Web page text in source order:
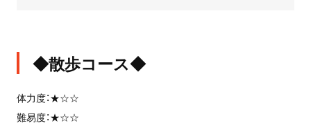
◆散歩コース◆
体力度：★☆☆
難易度：★☆☆